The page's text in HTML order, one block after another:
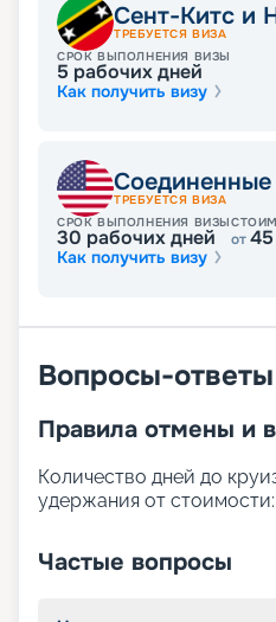
Сент-Китс и
ТРЕБУЕТСЯ ВИЗА
СРОК ВЫПОЛНЕНИЯ ВИЗЫ
5 рабочих дней
Как получить визу
ТРЕБУЕТСЯ ВИЗА
СРОК ВЫПОЛНЕНИЯ ВИЗЫ
30 рабочих дней от
Как получить визу
Вопросы-ответы
Правила отмены и
Количество дней до
удержания от стоимости:
Частые вопросы